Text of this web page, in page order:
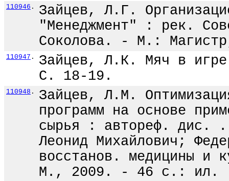
110946 .
Зайцев, Л.Г.
"Менеджмент" : рек.
Соколова. - М.:
110947 .
Зайцев, Л.К. Мяч в
С. 18-19.
110948 .
Зайцев, Л.М.
программ на основе
сырья : автореф. дис.
Леонид Михайлович;
восстанов. медицины и
М., 2009. - 46 с.: ил.